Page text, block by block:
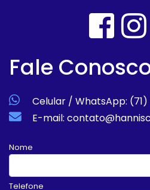
Fale
Celular / WhatsApp: (71)
E-mail:
Nome
Telefone